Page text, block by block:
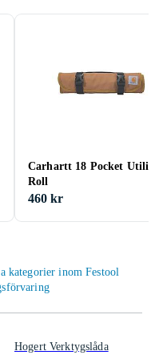
Carhartt 18 Pocket
Roll
460 kr
kategorier inom Festool
Hogert Verktygslåda